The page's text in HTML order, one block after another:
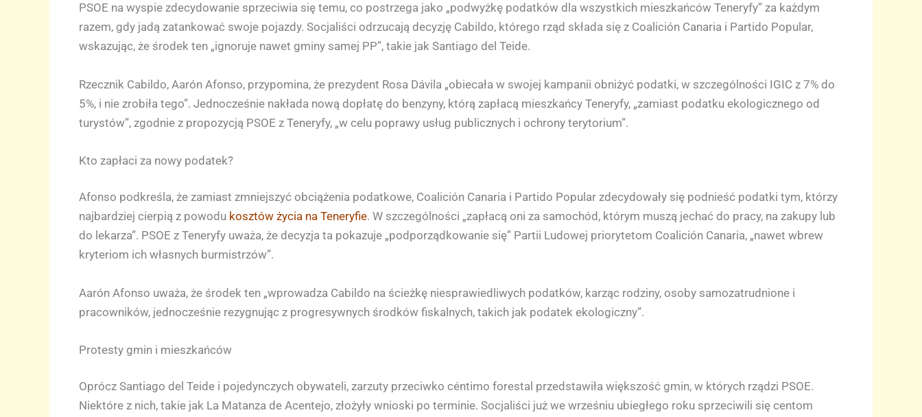
PSOE na wyspie zdecydowanie sprzeciwia się temu, co postrzega jako „podwyżkę podatków dla wszystkich mieszkańców Teneryfy” za każdym
razem, gdy jadą zatankować swoje pojazdy. Socjaliści odrzucają decyzję Cabildo, którego rząd składa się z Coalición Canaria i Partido Popular,
wskazując, że środek ten „ignoruje nawet gminy samej PP”, takie jak Santiago del Teide.
Rzecznik Cabildo, Aarón Afonso, przypomina, że prezydent Rosa Dávila „obiecała w swojej kampanii obniżyć podatki, w szczególności IGIC z 7% do
5%, i nie zrobiła tego”. Jednocześnie nakłada nową dopłatę do benzyny, którą zapłacą mieszkańcy Teneryfy, „zamiast podatku ekologicznego od
turystów”, zgodnie z propozycją PSOE z Teneryfy, „w celu poprawy usług publicznych i ochrony terytorium”.
Kto zapłaci za nowy podatek?
Afonso podkreśla, że zamiast zmniejszyć obciążenia podatkowe, Coalición Canaria i Partido Popular zdecydowały się podnieść podatki tym, którzy
najbardziej cierpią z powodu kosztów życia na Teneryfie. W szczególności „zapłacą oni za samochód, którym muszą jechać do pracy, na zakupy lub
do lekarza”. PSOE z Teneryfy uważa, że decyzja ta pokazuje „podporządkowanie się” Partii Ludowej priorytetom Coalición Canaria, „nawet wbrew
kryteriom ich własnych burmistrzów”.
Aarón Afonso uważa, że środek ten „wprowadza Cabildo na ścieżkę niesprawiedliwych podatków, karząc rodziny, osoby samozatrudnione i
pracowników, jednocześnie rezygnując z progresywnych środków fiskalnych, takich jak podatek ekologiczny”.
Protesty gmin i mieszkańców
Oprócz Santiago del Teide i pojedynczych obywateli, zarzuty przeciwko céntimo forestal przedstawiła większość gmin, w których rządzi PSOE.
Niektóre z nich, takie jak La Matanza de Acentejo, złożyły wnioski po terminie. Socjaliści już we wrześniu ubiegłego roku sprzeciwili się centom